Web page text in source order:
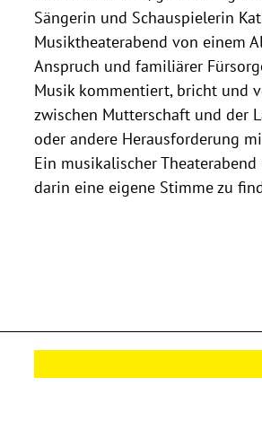
Sängerin und Schauspielerin
Musiktheaterabend von einem
Anspruch und familiärer
Musik kommentiert, bricht und
zwischen Mutterschaft und der
oder andere Herausforderung
Ein musikalischer
darin eine eigene Stimme zu